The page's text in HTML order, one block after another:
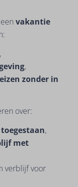
vakantie
,
zonder in
over:
,
met
verblijf voor